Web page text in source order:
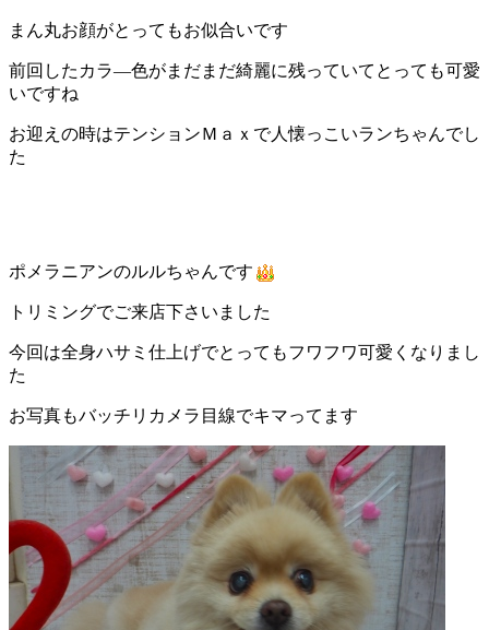
まん丸お顔がとってもお似合いです
前回したカラ―色がまだまだ綺麗に残っていてとっても可愛
いですね
お迎えの時はテンションＭａｘで人懐っこいランちゃんでし
た
ポメラニアンのルルちゃんです
トリミングでご来店下さいました
今回は全身ハサミ仕上げでとってもフワフワ可愛くなりまし
た
お写真もバッチリカメラ目線でキマってます